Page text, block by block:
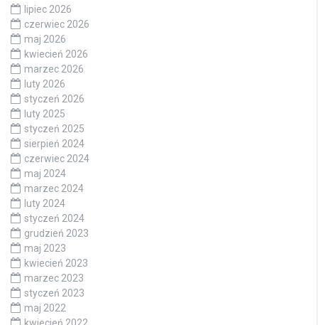
lipiec 2026
czerwiec 2026
maj 2026
kwiecień 2026
marzec 2026
luty 2026
styczeń 2026
luty 2025
styczeń 2025
sierpień 2024
czerwiec 2024
maj 2024
marzec 2024
luty 2024
styczeń 2024
grudzień 2023
maj 2023
kwiecień 2023
marzec 2023
styczeń 2023
maj 2022